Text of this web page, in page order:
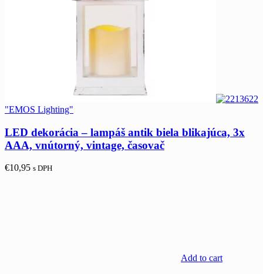
"EMOS Lighting"
LED dekorácia – lampáš antik biela blikajúca, 3x
AAA, vnútorný, vintage, časovač
€10,95 s DPH
Add to cart